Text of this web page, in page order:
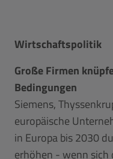
Wirtschaftspolitik
Große Firmen
Bedingungen
Siemens,
europäische
in Europa bis 2030
erhöhen - wenn sich